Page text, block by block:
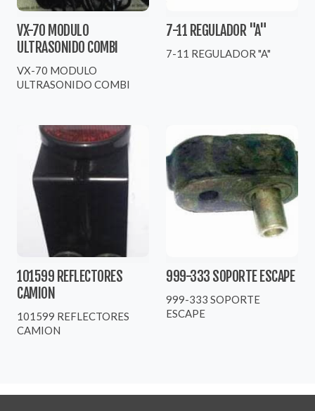
VX-70 MODULO
ULTRASONIDO COMBI
VX-70 MODULO
ULTRASONIDO COMBI
7-11 REGULADOR "A"
7-11 REGULADOR "A"
101599 REFLECTORES
CAMION
101599 REFLECTORES
CAMION
999-333 SOPORTE ESCAPE
999-333 SOPORTE
ESCAPE